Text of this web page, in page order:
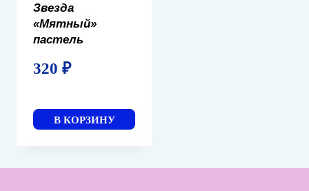
Звезда
«Мятный»
пастель
320 ₽
В КОРЗИНУ